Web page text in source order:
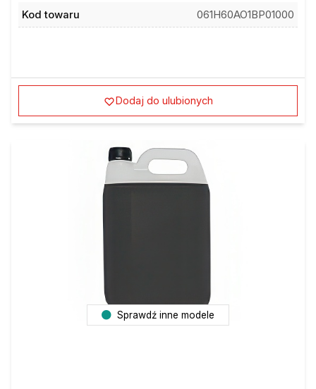
Kod towaru 061H60AO1BP01000
Dodaj do ulubionych
Sprawdź inne modele